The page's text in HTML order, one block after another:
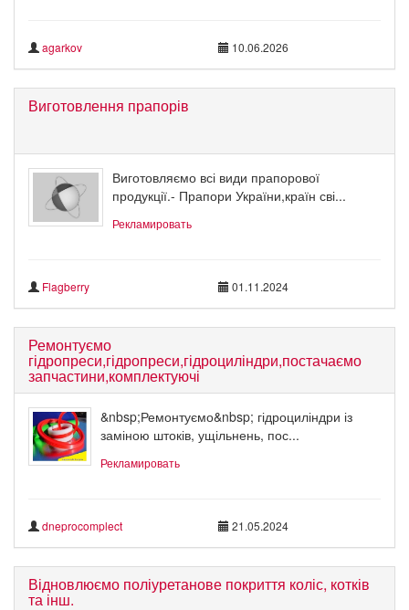
agarkov 10.06.2026
Виготовлення прапорів
Виготовляємо всі види прапорової
продукції.- Прапори України,країн сві...
Рекламировать
Flagberry 01.11.2024
Ремонтуємо
гідропреси,гідропреси,гідроциліндри,постачаємо
запчастини,комплектуючі
&nbsp;Ремонтуємо&nbsp; гідроциліндри із
заміною штоків, ущільнень, пос...
Рекламировать
dneprocomplect 21.05.2024
Відновлюємо поліуретанове покриття коліс, котків
та інш.